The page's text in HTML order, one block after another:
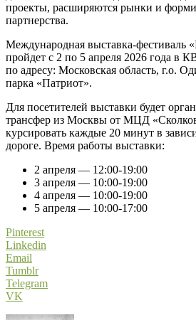
проекты, расширяются рынки и
партнерства.
Международная выставка-фестиваль
пройдет с 2 по 5 апреля 2026 года
по адресу: Московская область, г.о.
парка «Патриот».
Для посетителей выставки будет
трансфер из Москвы от МЦД
курсировать каждые 20 минут в
дороге. Время работы выставки:
2 апреля — 12:00-19:00
3 апреля — 10:00-19:00
4 апреля — 10:00-19:00
5 апреля — 10:00-17:00
Pinterest
Linkedin
Email
Tumblr
Telegram
VK